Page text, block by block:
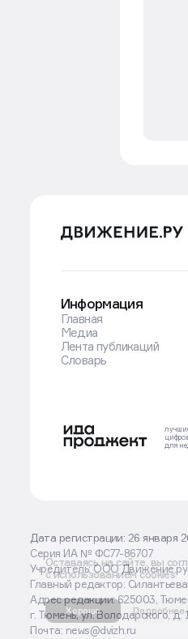
Информация
Главная
Медиа
Лента публикаций
Словарь
для
Дата регистрации: 26 января
Серия ИА № ФС77-86707
Учредитель: ООО Движение.ру
Главный редактор:
Адрес редакции: 625003,
г. Тюмень, ул. Володарского, д.
Почта: news@dvizh.ru
Оставаясь на сайте, вы
с использованием cookies
Хорошо Подробнее